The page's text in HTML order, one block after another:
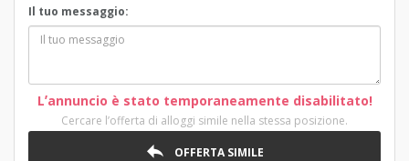
Il tuo messaggio:
Lʼannuncio è stato temporaneamente disabilitato!
Cercare lʼofferta di alloggi simile nella stessa posizione.
OFFERTA SIMILE